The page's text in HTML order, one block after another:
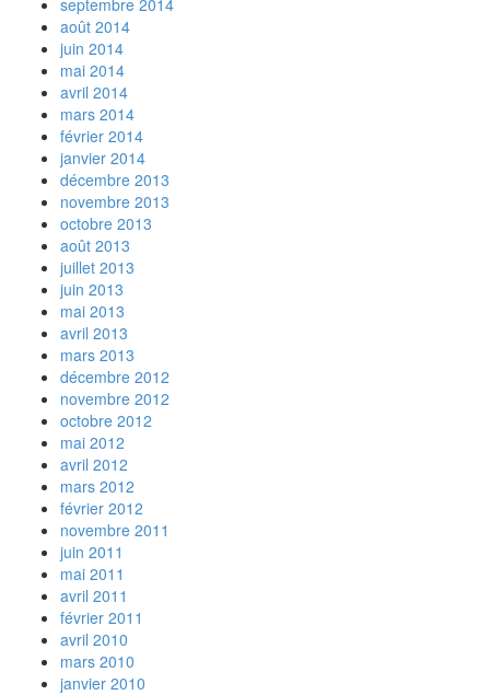
août 2014
juin 2014
mai 2014
avril 2014
mars 2014
février 2014
janvier 2014
décembre 2013
novembre 2013
octobre 2013
août 2013
juillet 2013
juin 2013
mai 2013
avril 2013
mars 2013
décembre 2012
novembre 2012
octobre 2012
mai 2012
avril 2012
mars 2012
février 2012
novembre 2011
juin 2011
mai 2011
avril 2011
février 2011
avril 2010
mars 2010
janvier 2010